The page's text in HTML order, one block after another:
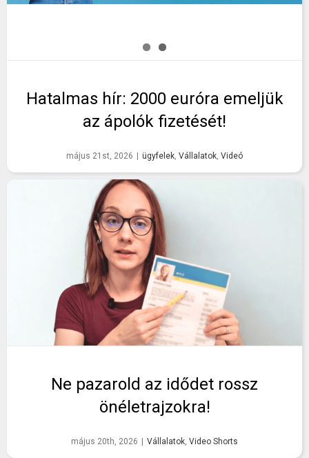
Hatalmas hír: 2000 euróra emeljük
az ápolók fizetését!
május 21st, 2026 ügyfelek, Vállalatok, Videó
Ne pazarold az idődet rossz
önéletrajzokra!
május 20th, 2026 Vállalatok, Video Shorts